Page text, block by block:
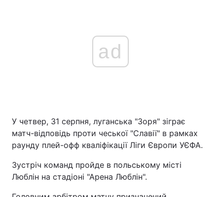
Головна Війна
Економіка Світ
ad
У четвер, 31 серпня, луганська "Зоря" зіграє
матч-відповідь проти чеської "Славії" в рамках
раунду плей-офф кваліфікації Ліги Європи УЄФА.
Зустріч команд пройде в польському місті
Люблін на стадіоні "Арена Люблін".